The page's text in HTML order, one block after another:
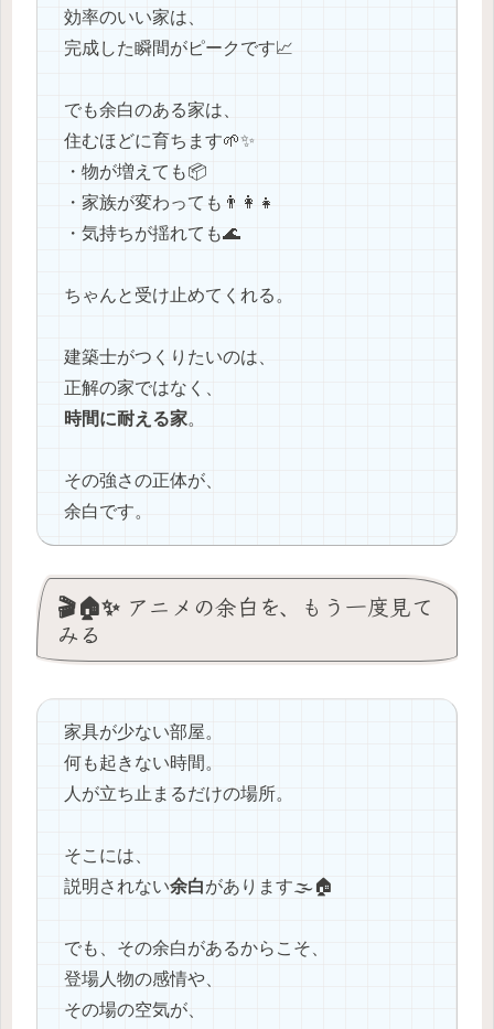
効率のいい家は、
完成した瞬間がピークです📈
でも余白のある家は、
住むほどに育ちます🌱✨
・物が増えても📦
・家族が変わっても👨‍👩‍👧
・気持ちが揺れても🌊
ちゃんと受け止めてくれる。
建築士がつくりたいのは、
正解の家ではなく、
時間に耐える家。
その強さの正体が、
余白です。
🎬🏠✨ アニメの余白を、もう一度見て
みる
家具が少ない部屋。
何も起きない時間。
人が立ち止まるだけの場所。
そこには、
説明されない余白があります🌫️🏠
でも、その余白があるからこそ、
登場人物の感情や、
その場の空気が、